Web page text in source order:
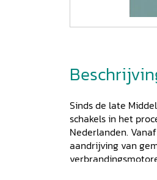
Sinds de late
schakels in het
Nederlanden.
aandrijving van
belangrijk,